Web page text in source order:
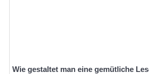
Wie gestaltet man eine gemütliche